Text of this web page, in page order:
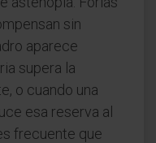
sin
aparece
supera la
o cuando una
esa reserva al
frecuente que